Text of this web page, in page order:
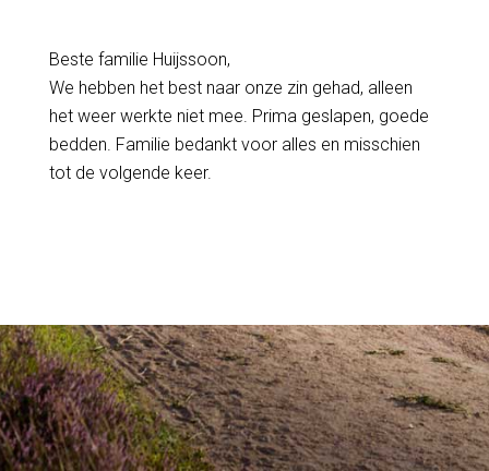
Beste familie Huijssoon,
We hebben het best naar onze zin gehad, alleen
het weer werkte niet mee. Prima geslapen, goede
bedden. Familie bedankt voor alles en misschien
tot de volgende keer.